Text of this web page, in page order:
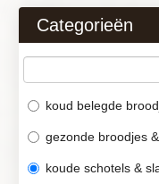
PARTY TIME
BEDRIJVEN
CONTACT
Categorieën
koud belegde
gezonde broodjes
koude schotels &